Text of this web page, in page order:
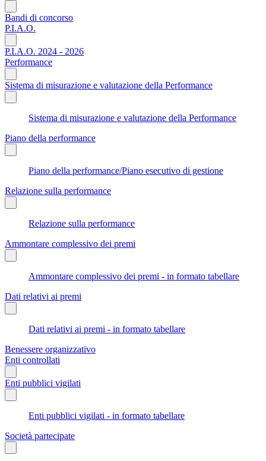
Bandi di concorso
P.I.A.O.
P.I.A.O. 2024 - 2026
Performance
Sistema di misurazione e valutazione della Performance
Sistema di misurazione e valutazione della Performance
Piano della performance
Piano della performance/Piano esecutivo di gestione
Relazione sulla performance
Relazione sulla performance
Ammontare complessivo dei premi
Ammontare complessivo dei premi - in formato tabellare
Dati relativi ai premi
Dati relativi ai premi - in formato tabellare
Benessere organizzativo
Enti controllati
Enti pubblici vigilati
Enti pubblici vigilati - in formato tabellare
Società partecipate